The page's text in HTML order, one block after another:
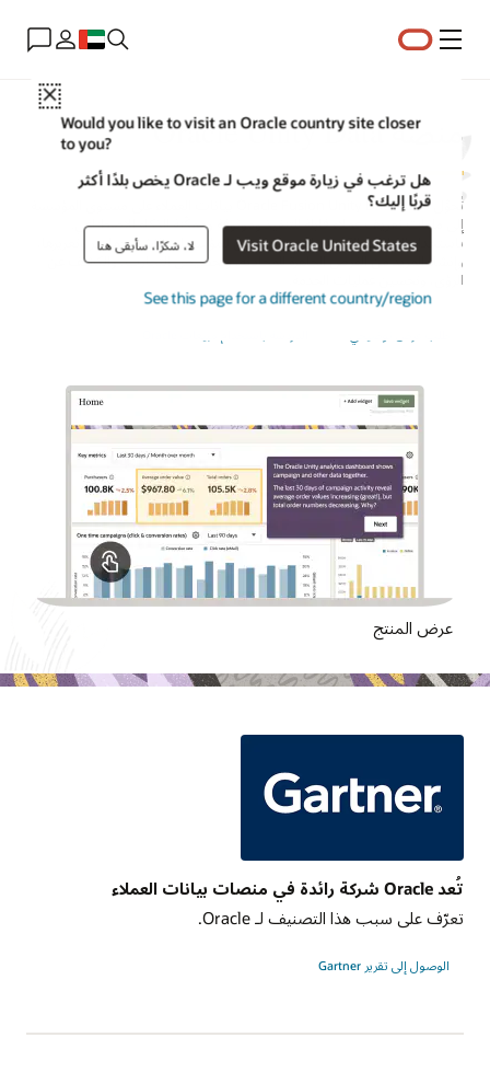
القائمة
Close
Would you like to visit an Oracle country site closer
to you?
هل ترغب في زيارة موقع ويب لـ Oracle يخص بلدًا أكثر
قربًا إليك؟
Visit Oracle United States لا، شكرًا، سأبقى هنا
See this page for a different country/region
منصة Oracle Unity Data
إلى ملفات تعريف عملاء قابلة للتنفيذ وموثوقة وممكّنة للذكاء الاصطناعي.
باستخدام البيانات الكاملة والموحدة، يمكن للمؤسسات إنشاء جماهير وتعزيزها،
وإنشاء المزيد من الفرص الجاهزة للمحادثة، وتخصيص التجارب، والكشف عن
الرؤى، وتحسين عمليات الخدمة.
عرض المنتج
تُعد Oracle شركة رائدة في منصات بيانات العملاء
تعرّف على سبب هذا التصنيف لـ Oracle.
الوصول إلى تقرير Gartner